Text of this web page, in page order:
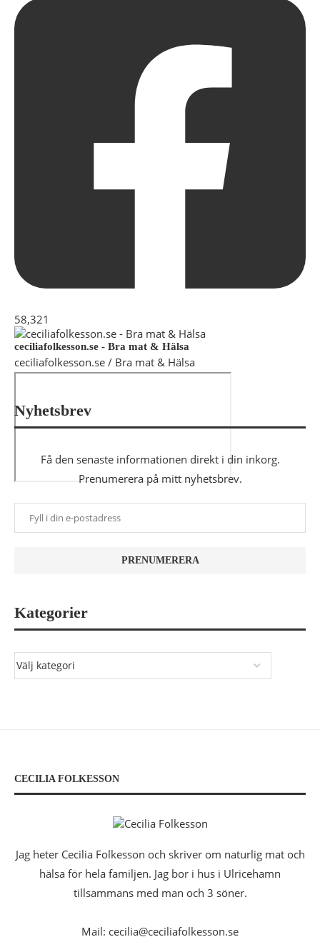
58,321
ceciliafolkesson.se - Bra mat & Hälsa
ceciliafolkesson.se / Bra mat & Hälsa
Nyhetsbrev
Få den senaste informationen direkt i din inkorg.
Prenumerera på mitt nyhetsbrev.
Kategorier
CECILIA FOLKESSON
Jag heter Cecilia Folkesson och skriver om naturlig mat och
hälsa för hela familjen. Jag bor i hus i Ulricehamn
tillsammans med man och 3 söner.
Mail: cecilia@ceciliafolkesson.se